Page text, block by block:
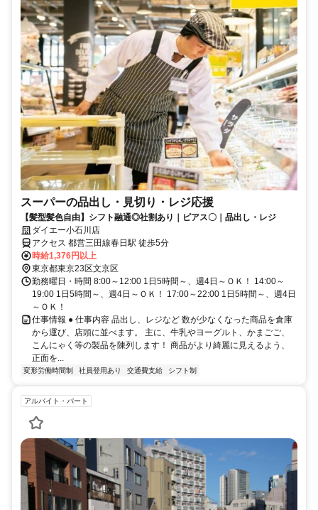
スーパーの品出し・見切り・レジ応援
【髪型髪色自由】シフト融通◎社割あり｜ピアス〇｜品出し・レジ
ダイエー小石川店
アクセス 都営三田線春日駅 徒歩5分
時給1,376円以上
東京都東京23区文京区
勤務曜日・時間 8:00～12:00 1日5時間～、週4日～ＯＫ！ 14:00～
19:00 1日5時間～、週4日～ＯＫ！ 17:00～22:00 1日5時間～、週4日
～ＯＫ！
仕事情報 ● 仕事内容 品出し、レジなど 数が少なくなった商品を倉庫
から運び、店頭に並べます。 主に、牛乳やヨーグルト、かまごご、
こんにゃく等の製品を陳列します！ 商品がより綺麗に見えるよう、
正面を...
変形労働時間制 社員登用あり 交通費支給 シフト制
アルバイト・パート